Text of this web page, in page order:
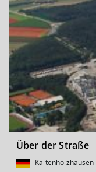
Über der Straße
Kaltenholzhausen